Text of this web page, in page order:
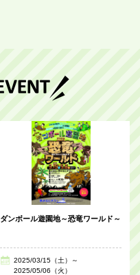
ダンボール遊園地～恐竜ワールド～
2025/03/15（土）～
2025/05/06（火）